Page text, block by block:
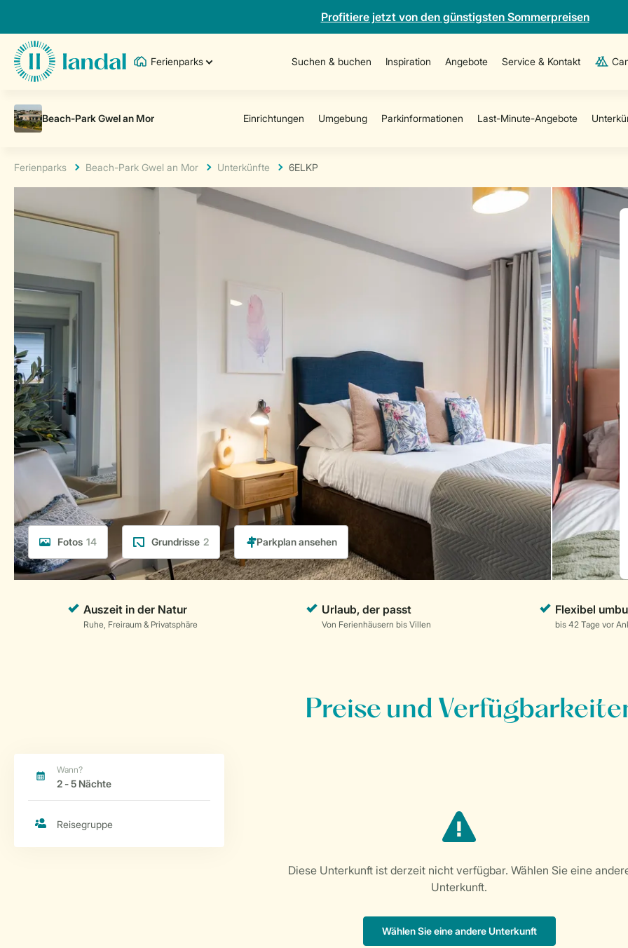
Profitiere jetzt von den günstigsten Sommerpreisen
Ferienparks Suchen & buchen Inspiration Angebote Service & Kontakt
Ferienparks Beach-Park Gwel an Mor Unterkünfte 6ELKP
Fotos 14 Grundrisse 2
Preise und